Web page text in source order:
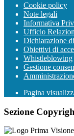
Cookie policy
Note legali
Informativa
Ufficio
Dichiarazione
Obiettivi di
Whistleblowing
Gestione
Pagina
Sezione